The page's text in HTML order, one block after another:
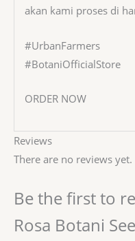
akan kami proses di
#UrbanFarmers
#BotaniOfficialStore
ORDER NOW
Reviews
There are no reviews yet.
Be the first to
Rosa Botani